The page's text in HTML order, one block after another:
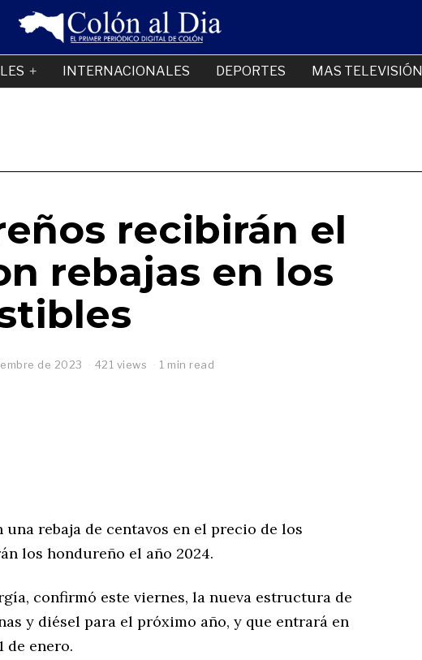
INTERNACIONALES DEPORTES MAS TELEVISIÓN
recibirán el
rebajas en los
de 2023
d
0
3
421 views 1 min read
una rebaja de centavos en el precio de los
los hondureño el año 2024.
confirmó este viernes, la nueva estructura de
y diésel para el próximo año, y que entrará en
de enero.